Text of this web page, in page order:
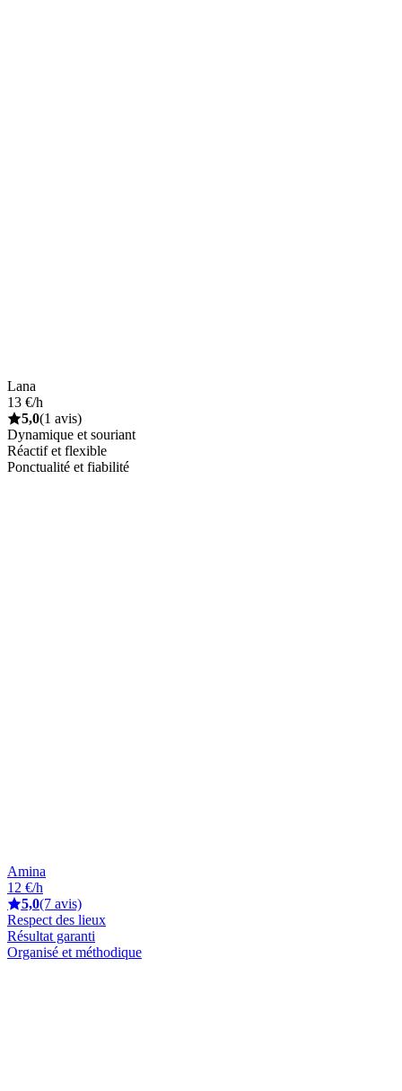
Lana
13 €/h
5,0(1 avis)
Dynamique et souriant
Réactif et flexible
Ponctualité et fiabilité
Amina
12 €/h
5,0(7 avis)
Respect des lieux
Résultat garanti
Organisé et méthodique